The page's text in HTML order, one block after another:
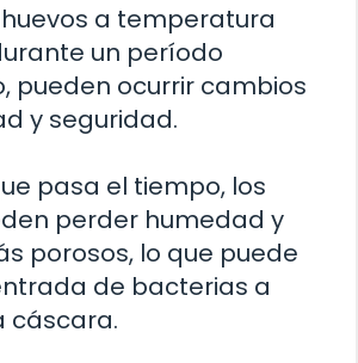
huevos a temperatura
un período
pueden ocurrir cambios
y seguridad.
pasa el tiempo, los
perder humedad y
porosos, lo que puede
de bacterias a
cáscara.